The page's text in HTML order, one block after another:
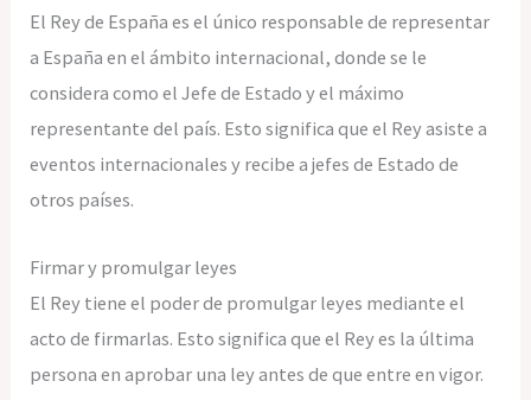
El Rey de España es el único responsable de representar
a España en el ámbito internacional, donde se le
considera como el Jefe de Estado y el máximo
representante del país. Esto significa que el Rey asiste a
eventos internacionales y recibe a jefes de Estado de
otros países.
Firmar y promulgar leyes
El Rey tiene el poder de promulgar leyes mediante el
acto de firmarlas. Esto significa que el Rey es la última
persona en aprobar una ley antes de que entre en vigor.